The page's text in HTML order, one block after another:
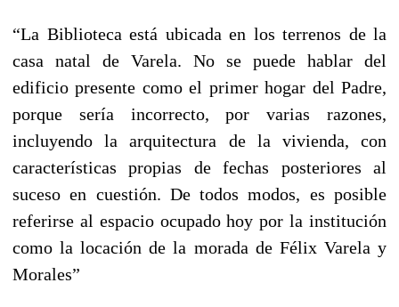
“La Biblioteca está ubicada en los terrenos de la
casa natal de Varela. No se puede hablar del
edificio presente como el primer hogar del Padre,
porque sería incorrecto, por varias razones,
incluyendo la arquitectura de la vivienda, con
características propias de fechas posteriores al
suceso en cuestión. De todos modos, es posible
referirse al espacio ocupado hoy por la institución
como la locación de la morada de Félix Varela y
Morales”